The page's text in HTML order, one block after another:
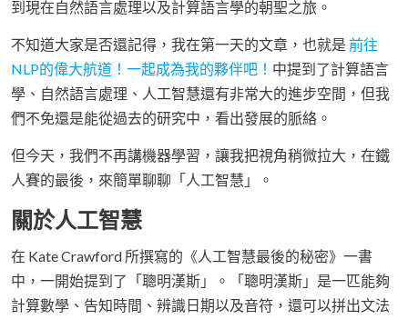
到現在自然語言處理以及計算語言學的朝聖之旅。
不知道大家是否還記得，我在第一天的文章，也就是 前往
NLP的偉大航道！一起成為我的夥伴吧！ 中提到了計算語言
學、自然語言處理、人工智慧還有非常大的進步空間，但我
們不免還是能從過去的研究中，看出發展的脈絡。
但今天，我們不再講機器學習，讓我把視角稍微拉大，在鐵
人賽的最後，來簡單聊聊「人工智慧」。
關於人工智慧
在 Kate Crawford 所撰寫的《人工智慧最後的秘密》一書
中，一開始提到了「聰明漢斯」。「聰明漢斯」是一匹能夠
計算數學、告知時間、辨識日期以及音符，還可以拼出文法